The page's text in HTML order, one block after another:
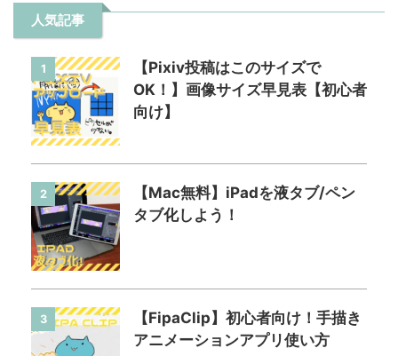
人気記事
1
【Pixiv投稿はこのサイズで
OK！】画像サイズ早見表【初心者
向け】
2
【Mac無料】iPadを液タブ/ペン
タブ化しよう！
3
【FipaClip】初心者向け！手描き
アニメーションアプリ使い方